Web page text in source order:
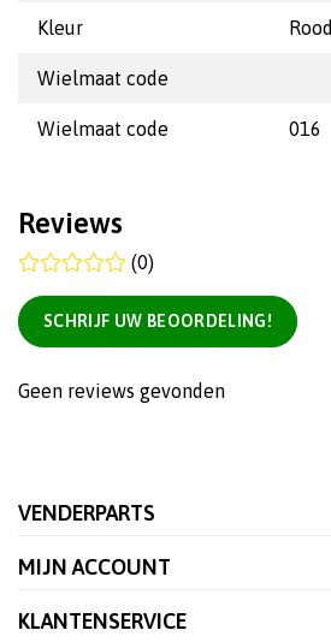
Kleur Rood
Wielmaat code
Wielmaat code 016
Reviews
(0)
SCHRIJF UW BEOORDELING!
Geen reviews gevonden
VENDERPARTS
MIJN ACCOUNT
KLANTENSERVICE